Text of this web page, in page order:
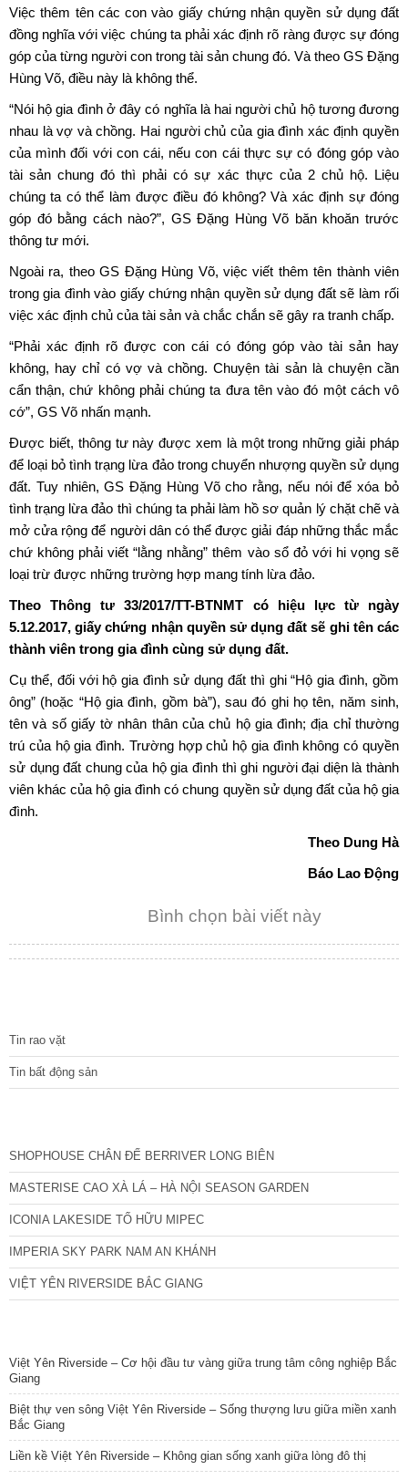
Việc thêm tên các con vào giấy chứng nhận quyền sử dụng đất
đồng nghĩa với việc chúng ta phải xác định rõ ràng được sự đóng
góp của từng người con trong tài sản chung đó. Và theo GS Đặng
Hùng Võ, điều này là không thể.
“Nói hộ gia đình ở đây có nghĩa là hai người chủ hộ tương đương
nhau là vợ và chồng. Hai người chủ của gia đình xác định quyền
của mình đối với con cái, nếu con cái thực sự có đóng góp vào
tài sản chung đó thì phải có sự xác thực của 2 chủ hộ. Liệu
chúng ta có thể làm được điều đó không? Và xác định sự đóng
góp đó bằng cách nào?”, GS Đặng Hùng Võ băn khoăn trước
thông tư mới.
Ngoài ra, theo GS Đặng Hùng Võ, việc viết thêm tên thành viên
trong gia đình vào giấy chứng nhận quyền sử dụng đất sẽ làm rối
việc xác định chủ của tài sản và chắc chắn sẽ gây ra tranh chấp.
“Phải xác định rõ được con cái có đóng góp vào tài sản hay
không, hay chỉ có vợ và chồng. Chuyện tài sản là chuyện cần
cẩn thận, chứ không phải chúng ta đưa tên vào đó một cách vô
cớ”, GS Võ nhấn mạnh.
Được biết, thông tư này được xem là một trong những giải pháp
để loại bỏ tình trạng lừa đảo trong chuyển nhượng quyền sử dụng
đất. Tuy nhiên, GS Đặng Hùng Võ cho rằng, nếu nói để xóa bỏ
tình trạng lừa đảo thì chúng ta phải làm hồ sơ quản lý chặt chẽ và
mở cửa rộng để người dân có thể được giải đáp những thắc mắc
chứ không phải viết “lằng nhằng” thêm vào sổ đỏ với hi vọng sẽ
loại trừ được những trường hợp mang tính lừa đảo.
Theo Thông tư 33/2017/TT-BTNMT có hiệu lực từ ngày
5.12.2017, giấy chứng nhận quyền sử dụng đất sẽ ghi tên các
thành viên trong gia đình cùng sử dụng đất.
Cụ thể, đối với hộ gia đình sử dụng đất thì ghi “Hộ gia đình, gồm
ông” (hoặc “Hộ gia đình, gồm bà”), sau đó ghi họ tên, năm sinh,
tên và số giấy tờ nhân thân của chủ hộ gia đình; địa chỉ thường
trú của hộ gia đình. Trường hợp chủ hộ gia đình không có quyền
sử dụng đất chung của hộ gia đình thì ghi người đại diện là thành
viên khác của hộ gia đình có chung quyền sử dụng đất của hộ gia
đình.
Theo Dung Hà
Báo Lao Động
Bình chọn bài viết này
Tin rao vặt
Tin bất động sản
SHOPHOUSE CHÂN ĐẾ BERRIVER LONG BIÊN
MASTERISE CAO XÀ LÁ – HÀ NỘI SEASON GARDEN
ICONIA LAKESIDE TỐ HỮU MIPEC
IMPERIA SKY PARK NAM AN KHÁNH
VIỆT YÊN RIVERSIDE BẮC GIANG
Việt Yên Riverside – Cơ hội đầu tư vàng giữa trung tâm công nghiệp Bắc
Giang
Biệt thự ven sông Việt Yên Riverside – Sống thượng lưu giữa miền xanh
Bắc Giang
Liền kề Việt Yên Riverside – Không gian sống xanh giữa lòng đô thị